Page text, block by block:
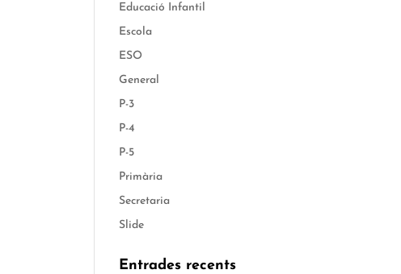
Educació Infantil
Escola
ESO
General
P-3
P-4
P-5
Primària
Secretaria
Slide
Entrades recents